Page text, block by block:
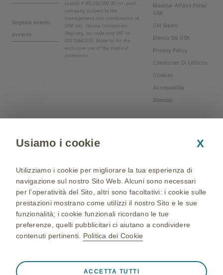
Segnala evento
avverso
capital € 65,250,000.00 int. paid,
company subject to the
management and coordination of
GSK plc, Verona Companies
Registry, tax code and VAT no.
00212840235. Material for the
exclusive use of the medical
profession.
Medical Affairs Portal
GSK
Chi Siamo
Elenco Siti GSK
Privacy Policy
Condizioni Di Utilizzo
Cookies
Accessibilità
Sitemap
group of companies. All Rights Reserved - Production and
realization: QBGROUP srl
Usiamo i cookie X
Utilizziamo i cookie per migliorare la tua esperienza di
navigazione sul nostro Sito Web. Alcuni sono necessari
per l’operatività del Sito, altri sono facoltativi: i cookie sulle
prestazioni mostrano come utilizzi il nostro Sito e le sue
funzionalità; i cookie funzionali ricordano le tue
preferenze, quelli pubblicitari ci aiutano a condividere
contenuti pertinenti. Politica dei Cookie
❮
ACCETTA TUTTI